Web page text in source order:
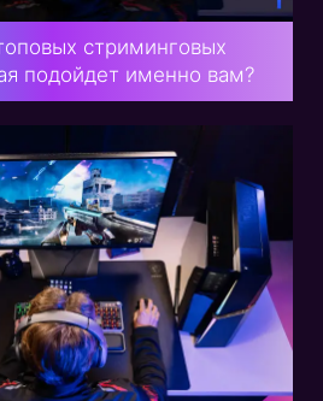
стриминговых
подойдет именно вам?